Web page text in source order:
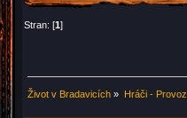
Stran: [1]
Život v Bradavicích » Hráči - Provoz